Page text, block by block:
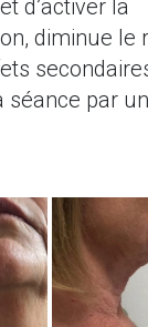
d’activer la
diminue le
séance par